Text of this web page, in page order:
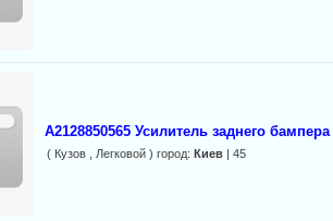
A2128850565 Усилитель заднего
( Кузов , Легковой ) город: Киев| 45